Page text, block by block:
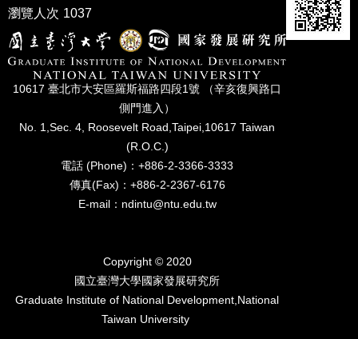
瀏覽人次 1037
10617 臺北市⼤安區羅斯福路四段1號 （辛亥復興路⼝
側⾨進入）
No. 1,Sec. 4, Roosevelt Road,Taipei,10617 Taiwan
(R.O.C.)
電話 (Phone)：+886-2-3366-3333
傳真(Fax)：+886-2-2367-6176
E-mail：ndintu@ntu.edu.tw
Copyright © 2020
國立臺灣⼤學國家發展研究所
Graduate Institute of National Development,National
Taiwan University